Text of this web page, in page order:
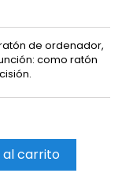
de ordenador,
como ratón
al carrito